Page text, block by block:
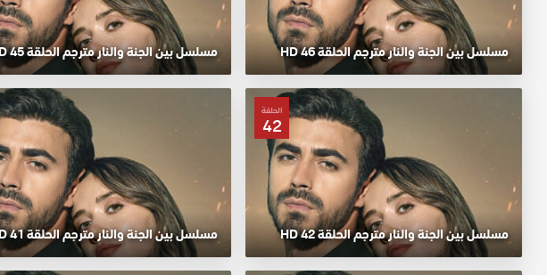
مسلسل بين الجنة والنار مترجم الحلقة 46 HD مسلسل بين الجنة والنار مترجم الحلقة 45 HD
الحلقة
42
مسلسل بين الجنة والنار مترجم الحلقة 42 HD مسلسل بين الجنة والنار مترجم الحلقة 41 HD